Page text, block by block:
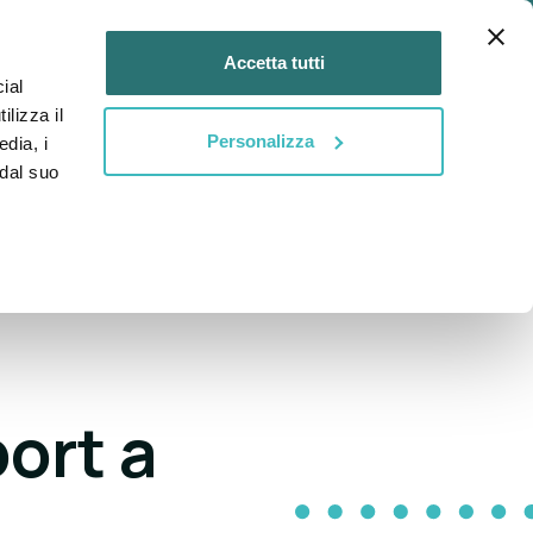
il
i
suo
Accetta tutti
Personalizza
Login IT
DIVENTA
DIVENTA
a